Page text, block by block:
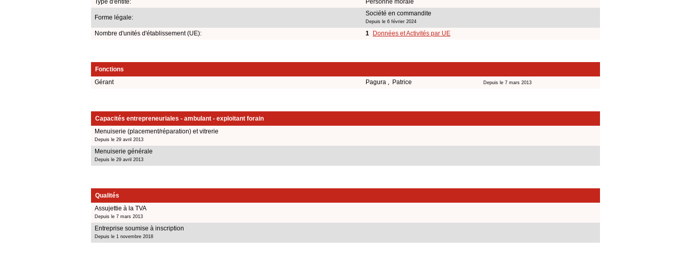
Type d'entité:
Personne morale
Forme légale:
Société en commandite
Depuis le 6 février 2024
Nombre d'unités d'établissement (UE): 1 Données et Activités par UE
Fonctions
Gérant
Pagura , Patrice Depuis le 7 mars 2013
Capacités entrepreneuriales - ambulant - exploitant forain
Menuiserie (placement/réparation) et vitrerie
Depuis le 29 avril 2013
Menuiserie générale
Depuis le 29 avril 2013
Qualités
Assujettie à la TVA
Depuis le 7 mars 2013
Entreprise soumise à inscription
Depuis le 1 novembre 2018